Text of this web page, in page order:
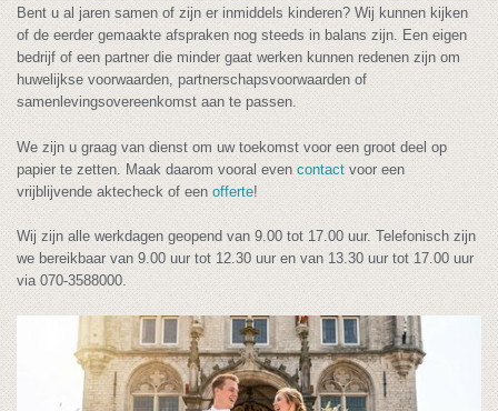
Bent u al jaren samen of zijn er inmiddels kinderen? Wij kunnen kijken
of de eerder gemaakte afspraken nog steeds in balans zijn. Een eigen
bedrijf of een partner die minder gaat werken kunnen redenen zijn om
huwelijkse voorwaarden, partnerschapsvoorwaarden of
samenlevingsovereenkomst aan te passen.
We zijn u graag van dienst om uw toekomst voor een groot deel op
papier te zetten. Maak daarom vooral even contact voor een
vrijblijvende aktecheck of een offerte!
Wij zijn alle werkdagen geopend van 9.00 tot 17.00 uur. Telefonisch zijn
we bereikbaar van 9.00 uur tot 12.30 uur en van 13.30 uur tot 17.00 uur
via 070-3588000.